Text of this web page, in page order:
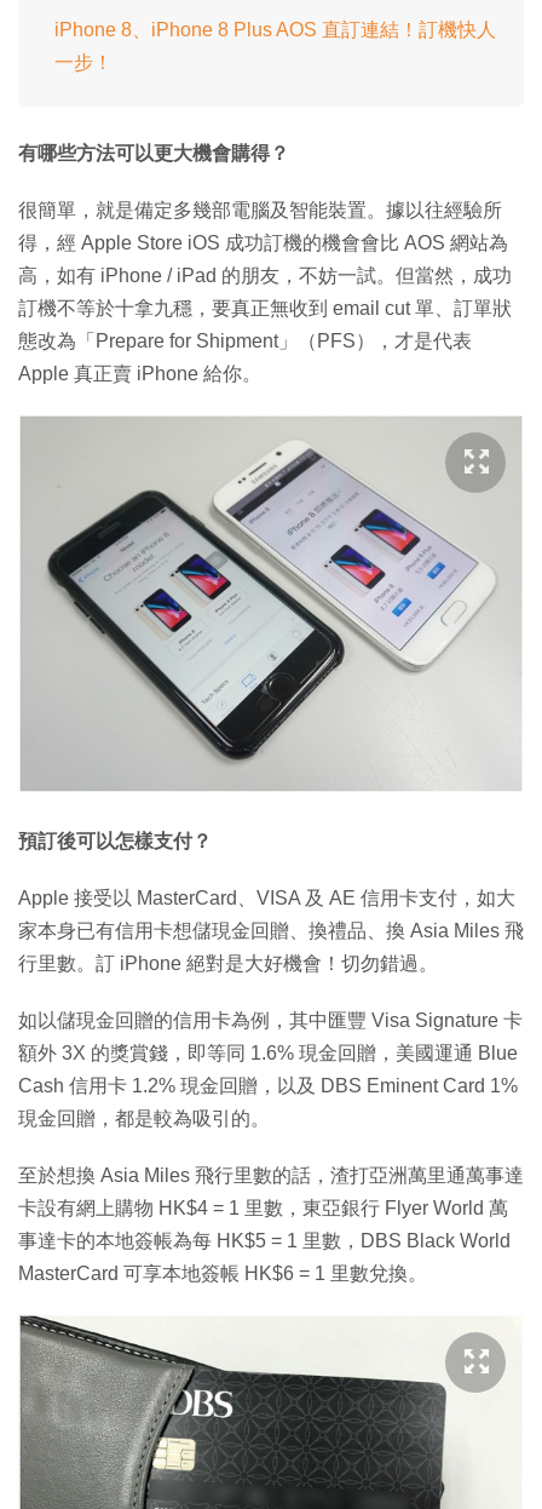
iPhone 8、iPhone 8 Plus AOS 直訂連結！訂機快人
一步！
有哪些方法可以更大機會購得？
很簡單，就是備定多幾部電腦及智能裝置。據以往經驗所
得，經 Apple Store iOS 成功訂機的機會會比 AOS 網站為
高，如有 iPhone / iPad 的朋友，不妨一試。但當然，成功
訂機不等於十拿九穩，要真正無收到 email cut 單、訂單狀
態改為「Prepare for Shipment」（PFS），才是代表
Apple 真正賣 iPhone 給你。
預訂後可以怎樣支付？
Apple 接受以 MasterCard、VISA 及 AE 信用卡支付，如大
家本身已有信用卡想儲現金回贈、換禮品、換 Asia Miles 飛
行里數。訂 iPhone 絕對是大好機會！切勿錯過。
如以儲現金回贈的信用卡為例，其中匯豐 Visa Signature 卡
額外 3X 的獎賞錢，即等同 1.6% 現金回贈，美國運通 Blue
Cash 信用卡 1.2% 現金回贈，以及 DBS Eminent Card 1%
現金回贈，都是較為吸引的。
至於想換 Asia Miles 飛行里數的話，渣打亞洲萬里通萬事達
卡設有網上購物 HK$4 = 1 里數，東亞銀行 Flyer World 萬
事達卡的本地簽帳為每 HK$5 = 1 里數，DBS Black World
MasterCard 可享本地簽帳 HK$6 = 1 里數兌換。